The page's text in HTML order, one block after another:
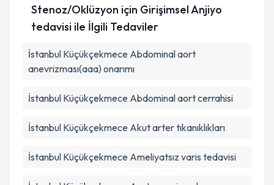
Stenoz/Oklüzyon için Girişimsel Anjiyo
tedavisi ile İlgili Tedaviler
İstanbul Küçükçekmece Abdominal aort
anevrizması(aaa) onarımı
İstanbul Küçükçekmece Abdominal aort cerrahisi
İstanbul Küçükçekmece Akut arter tıkanıklıkları
İstanbul Küçükçekmece Ameliyatsız varis tedavisi